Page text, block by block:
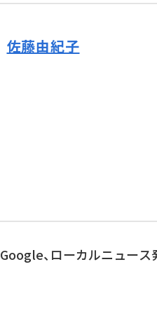
佐藤由紀子
Google、ローカルニュー